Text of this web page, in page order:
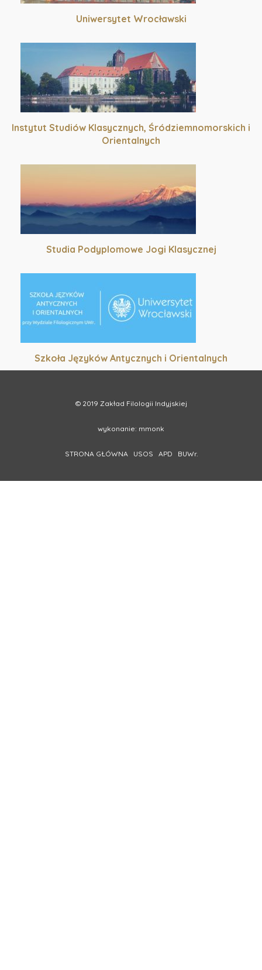
Uniwersytet Wrocławski
Instytut Studiów Klasycznych, Śródziemnomorskich i
Orientalnych
Studia Podyplomowe Jogi Klasycznej
Szkoła Języków Antycznych i Orientalnych
© 2019 Zakład Filologii Indyjskiej
wykonanie: mmonk
STRONA GŁÓWNA USOS APD BUWr.